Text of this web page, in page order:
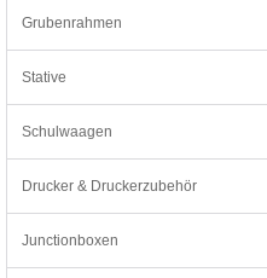
Grubenrahmen
Stative
Schulwaagen
Drucker & Druckerzubehör
Junctionboxen